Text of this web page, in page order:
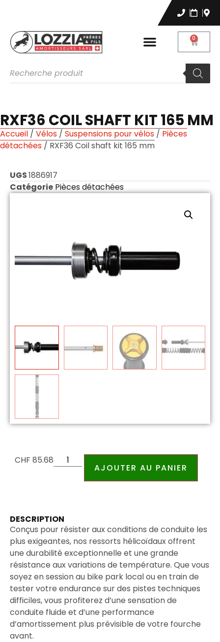
0
RXF36 COIL SHAFT KIT 165 MM
Accueil / Vélos / Suspensions pour vélos / Pièces
détachées / RXF36 Coil shaft kit 165 mm
UGS1886917
Catégorie Pièces détachées
CHF 85.68
AJOUTER AU PANIER
DESCRIPTION
Conçus pour résister aux conditions de conduite les
plus exigeantes, nos ressorts hélicoïdaux offrent
une durabilité exceptionnelle et une grande
résistance aux variations de température. Que vous
soyez en session au bike park local ou en train de
tester votre endurance sur des pistes techniques
difficiles, vous profiterez d’une sensation de
conduite fluide et d’une performance
d’amortissement plus prévisible de votre fourche
avant.